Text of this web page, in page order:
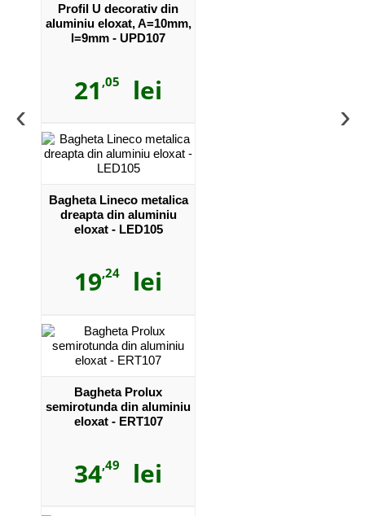
‹
Profil U decorativ din
aluminiu eloxat, A=10mm,
l=9mm - UPD107
21 ,05 lei
Bagheta Lineco metalica
dreapta din aluminiu
eloxat - LED105
19,24 lei
Bagheta Prolux
semirotunda din aluminiu
eloxat - ERT107
34,49 lei
›